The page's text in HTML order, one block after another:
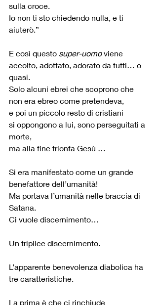
sulla croce.
Io non ti sto chiedendo nulla, e ti
aiuterò.”
E così questo super-uomo viene
accolto, adottato, adorato da tutti… o
quasi.
Solo alcuni ebrei che scoprono che
non era ebreo come pretendeva,
e poi un piccolo resto di cristiani
si oppongono a lui, sono perseguitati a
morte,
ma alla fine trionfa Gesù …
Si era manifestato come un grande
benefattore dell’umanità!
Ma portava l’umanità nelle braccia di
Satana.
Ci vuole discernimento…
Un triplice discernimento.
L’apparente benevolenza diabolica ha
tre caratteristiche.
La prima è che ci rinchiude